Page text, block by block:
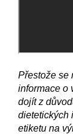
Přestože se
informace o
dojít z
dietetických
etiketu na